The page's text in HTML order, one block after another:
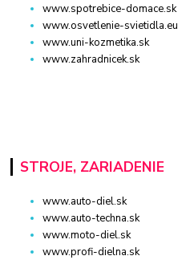
www.spotrebice-domace.sk
www.osvetlenie-svietidla.eu
www.uni-kozmetika.sk
www.zahradnicek.sk
STROJE, ZARIADENIE
www.auto-diel.sk
www.auto-techna.sk
www.moto-diel.sk
www.profi-dielna.sk